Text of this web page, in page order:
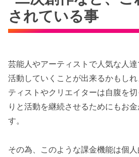
されている事
芸能人やアーティストで人気な人
活動していくことが出来るかもし
ティストやクリエイターは自腹を
りと活動を継続させるためにもお
す。
その為、このような課金機能は個